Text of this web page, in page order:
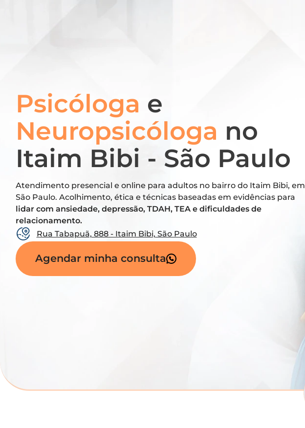
Psicóloga e
Neuropsicóloga no
Itaim Bibi - São Paulo
Atendimento presencial e online para adultos no bairro do Itaim Bibi, em
São Paulo. Acolhimento, ética e técnicas baseadas em evidências para
lidar com ansiedade, depressão, TDAH, TEA e dificuldades de
relacionamento.
Rua Tabapuã, 888 - Itaim Bibi, São Paulo
Agendar minha consulta